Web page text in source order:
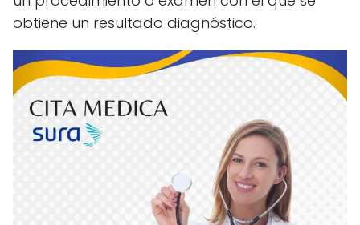
obtiene un resultado diagnóstico.